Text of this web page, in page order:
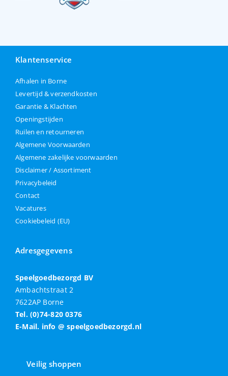
Klantenservice
Afhalen in Borne
Levertijd & verzendkosten
Garantie & Klachten
Openingstijden
Ruilen en retourneren
Algemene Voorwaarden
Algemene zakelijke voorwaarden
Disclaimer / Assortiment
Privacybeleid
Contact
Vacatures
Cookiebeleid (EU)
Adresgegevens
Speelgoedbezorgd BV
Ambachtstraat 2
7622AP Borne
Tel. (0)74-820 0376
E-Mail. info @ speelgoedbezorgd.nl
Veilig shoppen